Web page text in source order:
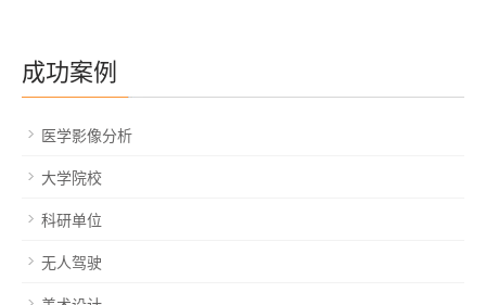
成功案例
医学影像分析
大学院校
科研单位
无人驾驶